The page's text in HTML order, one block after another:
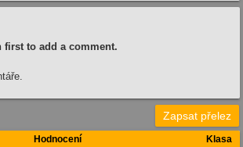
first to add a comment.
Zapsat přelez
Hodnocení Klasa